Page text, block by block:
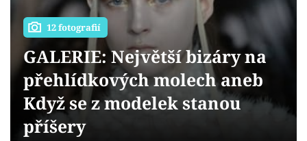
Sex a vztahy
Sledujte prima+
Přihlášení
12 fotografií
GALERIE: Největší bizáry na
přehlídkových molech aneb
Když se z modelek stanou
příšery